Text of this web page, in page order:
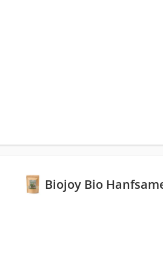
Biojoy Bio